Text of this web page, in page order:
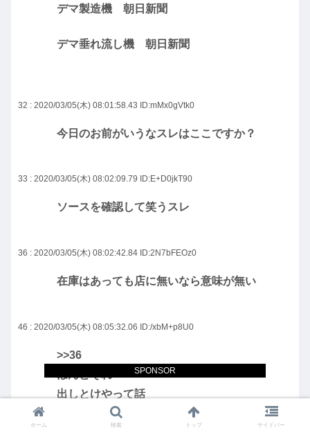
SPONSOR
デマ製造機 朝日新聞
デマ垂れ流し機 朝日新聞
32 : 2020/03/05(木) 08:01:58.43 ID:mMx0gVtk0
今日のお前がいうなスレはここですか？
33 : 2020/03/05(木) 08:02:09.79 ID:E+D0jkT90
ソースを確認して笑うスレ
36 : 2020/03/05(木) 08:02:42.84 ID:2N7bFEOz0
在庫はあっても店に無いなら意味が無い
46 : 2020/03/05(木) 08:05:32.06 ID:/xbM+p8U0
>>36
出しとけやって話
ホーム 検索 トップ サイドバー